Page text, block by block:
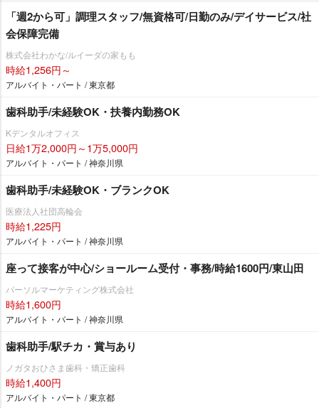
「週2から可」調理スタッフ/無資格可/日勤のみ/デイサービス/社
会保障完備
株式会社わかな/ルイーダの家もも
時給1,256円～
アルバイト・パート / 東京都
歯科助手/未経験OK・扶養内勤務OK
Kデンタルオフィス
日給1万2,000円～1万5,000円
アルバイト・パート / 神奈川県
歯科助手/未経験OK・ブランクOK
医療法人社団高輪会
時給1,225円
アルバイト・パート / 神奈川県
座って接客が中心/ショールーム受付・事務/時給1600円/東山田
パーソルマーケティング株式会社
時給1,600円
アルバイト・パート / 神奈川県
歯科助手/駅チカ・賞与あり
ノガタおひさま歯科・矯正歯科
時給1,400円
アルバイト・パート / 東京都